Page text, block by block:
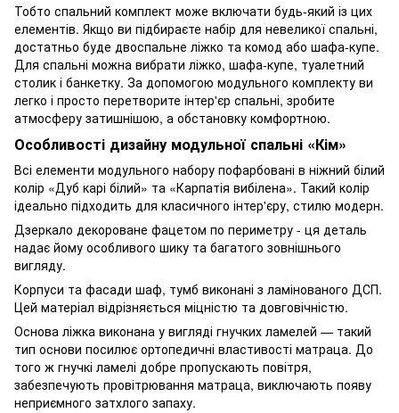
Тобто спальний комплект може включати будь-який із цих
елементів. Якщо ви підбираєте набір для невеликої спальні,
достатньо буде двоспальне ліжко та комод або шафа-купе.
Для спальні можна вибрати ліжко, шафа-купе, туалетний
столик і банкетку. За допомогою модульного комплекту ви
легко і просто перетворите інтер'єр спальні, зробите
атмосферу затишнішою, а обстановку комфортною.
Особливості дизайну модульної спальні «Кім»
Всі елементи модульного набору пофарбовані в ніжний білий
колір «Дуб карі білий» та «Карпатія вибілена». Такий колір
ідеально підходить для класичного інтер'єру, стилю модерн.
Дзеркало декороване фацетом по периметру - ця деталь
надає йому особливого шику та багатого зовнішнього
вигляду.
Корпуси та фасади шаф, тумб виконані з ламінованого ДСП.
Цей матеріал відрізняється міцністю та довговічністю.
Основа ліжка виконана у вигляді гнучких ламелей — такий
тип основи посилює ортопедичні властивості матраца. До
того ж гнучкі ламелі добре пропускають повітря,
забезпечують провітрювання матраца, виключають появу
неприємного затхлого запаху.